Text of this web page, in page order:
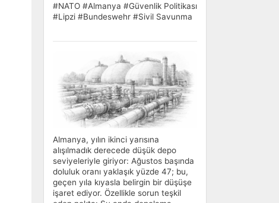
#NATO #Almanya #Güvenlik Politikası
#Lipzi #Bundeswehr #Sivil Savunma
Almanya, yılın ikinci yarısına
alışılmadık derecede düşük depo
seviyeleriyle giriyor: Ağustos başında
doluluk oranı yaklaşık yüzde 47; bu,
geçen yıla kıyasla belirgin bir düşüşe
işaret ediyor. Özellikle sorun teşkil